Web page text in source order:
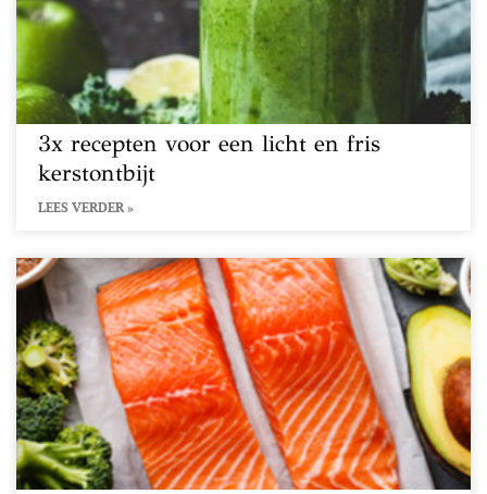
3x recepten voor een licht en fris
kerstontbijt
LEES VERDER »